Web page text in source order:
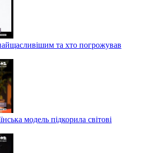
та хто погрожував
модель підкорила світові